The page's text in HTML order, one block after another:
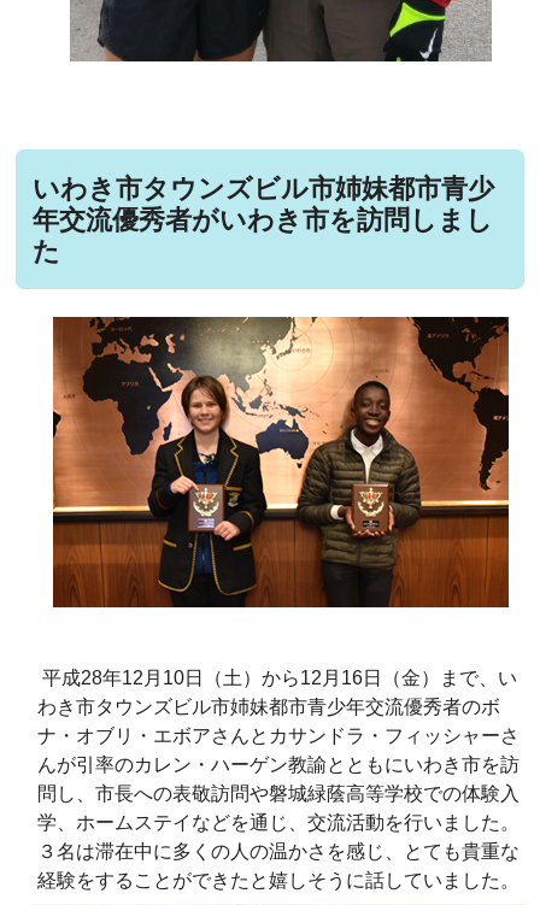
いわき市タウンズビル市姉妹都市青少
年交流優秀者がいわき市を訪問しまし
た
平成28年12月10日（土）から12月16日（金）まで、い
わき市タウンズビル市姉妹都市青少年交流優秀者のボ
ナ・オブリ・エボアさんとカサンドラ・フィッシャーさ
んが引率のカレン・ハーゲン教諭とともにいわき市を訪
問し、市長への表敬訪問や磐城緑蔭高等学校での体験入
学、ホームステイなどを通じ、交流活動を行いました。
３名は滞在中に多くの人の温かさを感じ、とても貴重な
経験をすることができたと嬉しそうに話していました。